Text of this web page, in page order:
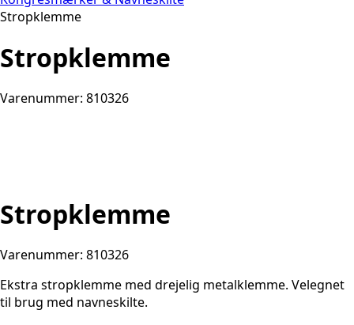
Stropklemme
Stropklemme
Varenummer: 810326
Stropklemme
Varenummer: 810326
Ekstra stropklemme med drejelig metalklemme. Velegnet
til brug med navneskilte.